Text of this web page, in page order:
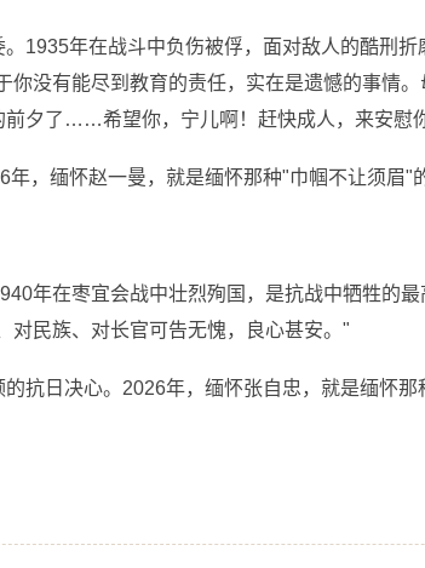
1935年在战斗中负伤被俘，面对敌人的酷刑折
你没有能尽到教育的责任，实在是遗憾的事情
前夕了……希望你，宁儿啊！赶快成人，来安慰
，缅怀赵一曼，就是缅怀那种"巾帼不让须眉"
年在枣宜会战中壮烈殉国，是抗战中牺牲的
对民族、对长官可告无愧，良心甚安。"
抗日决心。2026年，缅怀张自忠，就是缅怀那